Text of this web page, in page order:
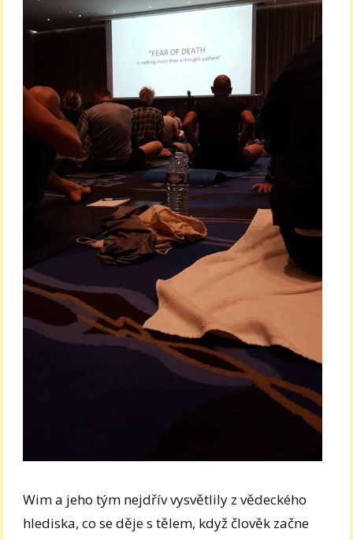
Wim a jeho tým nejdřív vysvětlily z vědeckého
hlediska, co se děje s tělem, když člověk začne